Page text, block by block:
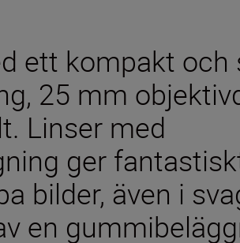
ett kompakt och
25 mm
Linser med
ger
bilder, även i
en